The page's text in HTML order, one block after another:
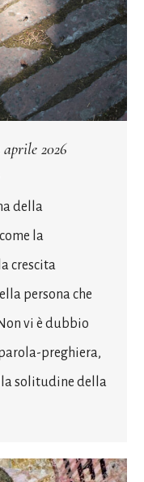
2026
della
la
crescita
persona che
vi è dubbio
preghiera,
solitudine della